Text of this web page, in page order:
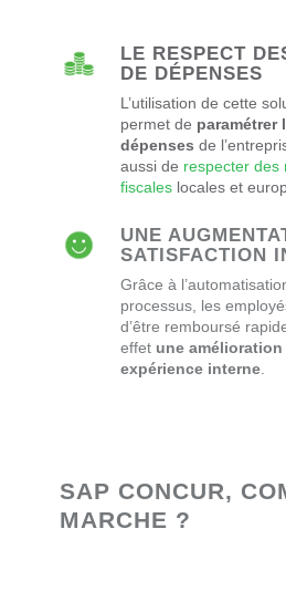
LE RESPECT
DE DÉPENSES
L’utilisation de cette
permet de paramétrer
dépenses de
aussi de respecter des
fiscaleslocales et
UNE
SATISFACTION
Grâce à
processus, les
d’être remboursé
effet une
expérience interne.
SAP CONCUR,
MARCHE ?